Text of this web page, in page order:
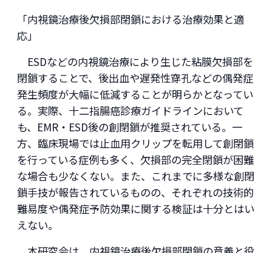
「内視鏡治療後欠損部閉鎖における治療効果と適
応」
ESDなどの内視鏡治療により生じた粘膜欠損部を
閉鎖することで、後出血や遅発性穿孔などの偶発症
発生頻度が大幅に低減することが明らかとなってい
る。実際、十二指腸癌診療ガイドラインにおいて
も、EMR・ESD後の創閉鎖が推奨されている。一
方、臨床現場では止血用クリップを転用して創閉鎖
を行っている症例も多く、欠損部の完全閉鎖が困難
な場合も少なくない。また、これまでに多様な創閉
鎖手技が報告されているものの、それぞれの技術的
難易度や偶発症予防効果に関する検証は十分とはい
えない。